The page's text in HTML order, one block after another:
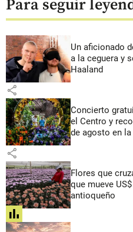
Para seguir
Un aficionado
a la ceguera y
Haaland
share
Concierto
el Centro y
de agosto en
share
Flores que
que mueve
antioqueño
share